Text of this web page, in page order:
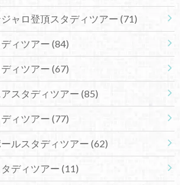
ャロ登頂スタディツアー (71)
ィツアー (84)
ィツアー (67)
スタディツアー (85)
ィツアー (77)
ルスタディツアー (62)
ディツアー (11)